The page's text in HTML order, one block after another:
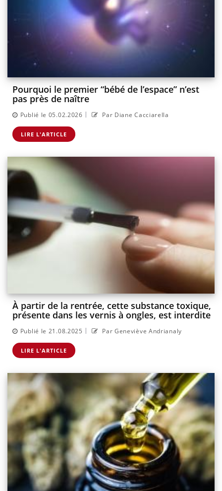
Pourquoi le premier “bébé de l’espace” n’est
pas près de naître
Publié le 05.02.2026 | Par Diane Cacciarella
LIRE L'ARTICLE
À partir de la rentrée, cette substance toxique,
présente dans les vernis à ongles, est interdite
Publié le 21.08.2025 | Par Geneviève Andrianaly
LIRE L'ARTICLE